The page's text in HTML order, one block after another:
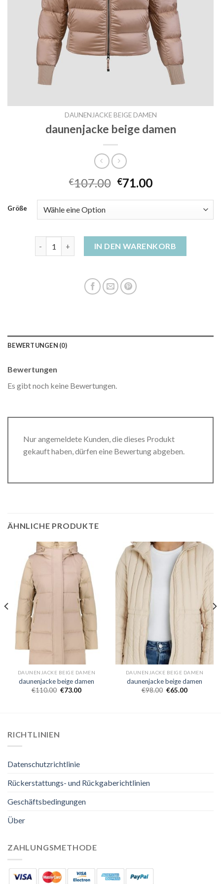
DAUNENJACKE BEIGE DAMEN
daunenjacke beige damen
€107.00 €71.00
Größe
IN DEN WARENKORB
BEWERTUNGEN (0)
Bewertungen
Es gibt noch keine Bewertungen.
Nur angemeldete Kunden, die dieses Produkt
gekauft haben, dürfen eine Bewertung abgeben.
ÄHNLICHE PRODUKTE
DAUNENJACKE BEIGE DAMEN
daunenjacke beige damen
€110.00 €73.00
DAUNENJACKE BEIGE DAMEN
daunenjacke beige damen
€98.00 €65.00
RICHTLINIEN
Datenschutzrichtlinie
Rückerstattungs- und Rückgaberichtlinien
Geschäftsbedingungen
Über
ZAHLUNGSMETHODE